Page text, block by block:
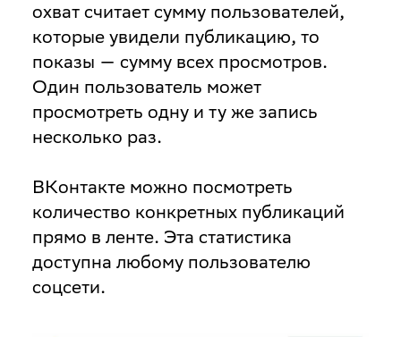
охват считает сумму пользователей,
которые увидели публикацию, то
показы — сумму всех просмотров.
Один пользователь может
просмотреть одну и ту же запись
несколько раз.
ВКонтакте можно посмотреть
количество конкретных публикаций
прямо в ленте. Эта статистика
доступна любому пользователю
соцсети.